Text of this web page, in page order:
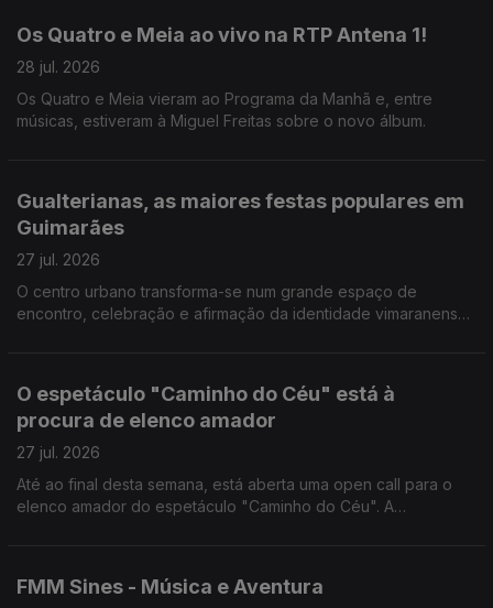
Os Quatro e Meia ao vivo na RTP Antena 1!
28 jul. 2026
Os Quatro e Meia vieram ao Programa da Manhã e, entre
músicas, estiveram à Miguel Freitas sobre o novo álbum.
Gualterianas, as maiores festas populares em
Guimarães
27 jul. 2026
O centro urbano transforma-se num grande espaço de
encontro, celebração e afirmação da identidade vimaranense.
O espetáculo "Caminho do Céu" está à
procura de elenco amador
27 jul. 2026
Até ao final desta semana, está aberta uma open call para o
elenco amador do espetáculo "Caminho do Céu". A
FMM Sines - Música e Aventura